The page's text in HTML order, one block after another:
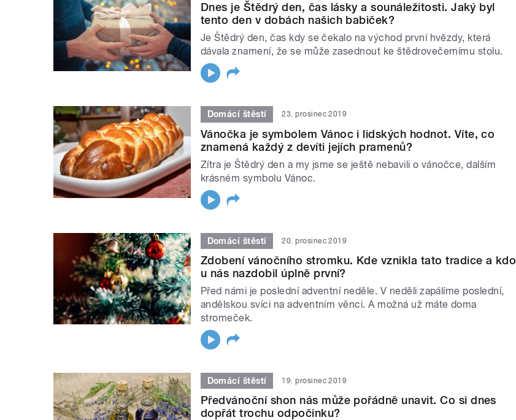
Dnes je Štědrý den, čas lásky a sounáležitosti. Jaký byl
tento den v dobách našich babiček?
Je Štědrý den, čas kdy se čekalo na východ první hvězdy, která
dávala znamení, že se může zasednout ke štědrovečernímu stolu.
Domácí štěstí 23. prosinec 2019
Vánočka je symbolem Vánoc i lidských hodnot. Víte, co
znamená každý z devíti jejích pramenů?
Zítra je Štědrý den a my jsme se ještě nebavili o vánočce, dalším
krásném symbolu Vánoc.
Domácí štěstí 20. prosinec 2019
Zdobení vánočního stromku. Kde vznikla tato tradice a kdo
u nás nazdobil úplně první?
Před námi je poslední adventní neděle. V neděli zapálíme poslední,
andělskou svíci na adventním věnci. A možná už máte doma
stromeček.
Domácí štěstí 19. prosinec 2019
Předvánoční shon nás může pořádně unavit. Co si dnes
dopřát trochu odpočinku?